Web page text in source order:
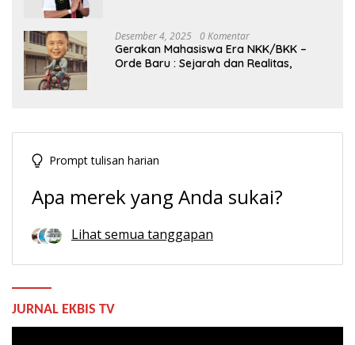
Desember 4, 2025 0 Komentar
Gerakan Mahasiswa Era NKK/BKK –
Orde Baru : Sejarah dan Realitas,
Prompt tulisan harian
Apa merek yang Anda sukai?
Lihat semua tanggapan
JURNAL EKBIS TV